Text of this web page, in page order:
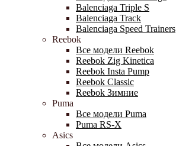
Balenciaga Triple S
Balenciaga Track
Balenciaga Speed Trainers
Reebok
Все модели Reebok
Reebok Zig Kinetica
Reebok Insta Pump
Reebok Classic
Reebok Зимние
Puma
Все модели Puma
Puma RS-X
Asics